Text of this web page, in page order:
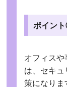
ポイン
オフィス
は、セキ
策になりま